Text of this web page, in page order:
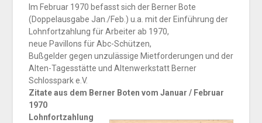
Im Februar 1970 befasst sich der Berner Bote
(Doppelausgabe Jan./Feb.) u.a. mit der Einführung der
Lohnfortzahlung für Arbeiter ab 1970,
neue Pavillons für Abc-Schützen,
Bußgelder gegen unzulässige Mietforderungen und der
Alten-Tagesstätte und Altenwerkstatt Berner
Schlosspark e.V.
Zitate aus dem Berner Boten vom ­Januar / Februar
1970
Lohnfortzahlung